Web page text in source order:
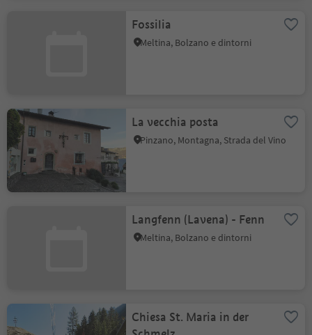
Fossilia
Meltina, Bolzano e dintorni
La vecchia posta
Pinzano, Montagna, Strada del Vino
Langfenn (Lavena) - Fenn
Meltina, Bolzano e dintorni
Chiesa St. Maria in der